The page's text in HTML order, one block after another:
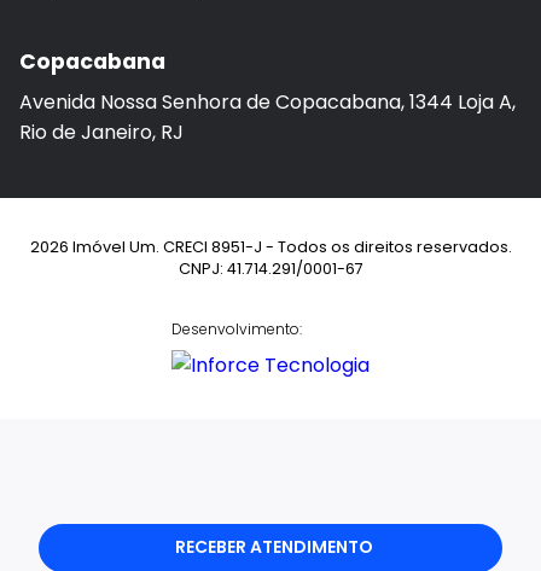
RECEBER ATENDIMENTO
Copacabana
Avenida Nossa Senhora de Copacabana, 1344 Loja A,
Rio de Janeiro, RJ
2026 Imóvel Um. CRECI 8951-J - Todos os direitos reservados.
CNPJ: 41.714.291/0001-67
Desenvolvimento: